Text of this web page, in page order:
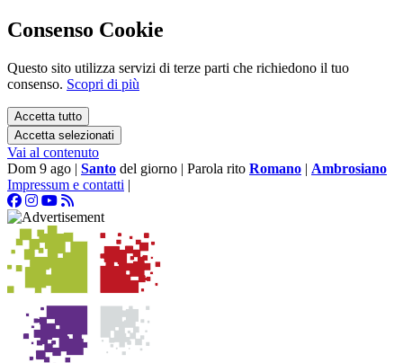
Consenso Cookie
Questo sito utilizza servizi di terze parti che richiedono il tuo
consenso. Scopri di più
Accetta tutto
Accetta selezionati
Vai al contenuto
Dom 9 ago | Santo del giorno | Parola rito Romano | Ambrosiano
Impressum e contatti |